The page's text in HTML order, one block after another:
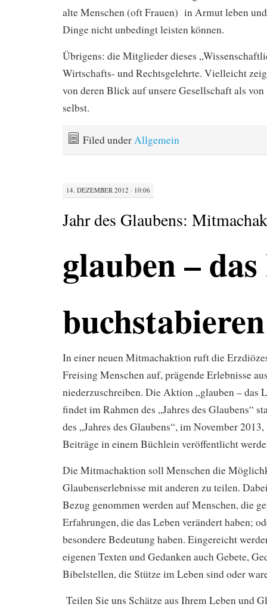
alte Menschen (oft Frauen) in Armut leben
Dinge nicht unbedingt leisten können.
Übrigens: die Mitglieder dieses
Wirtschafts- und Rechtsgelehrte. Vielleicht
von deren Blick auf unsere Gesellschaft als
selbst.
Filed underAllgemein
14. DEZEMBER 2012 · 10:06
Jahr des Glaubens:
glauben –
buchstabieren
In einer neuen Mitmachaktion ruft die
Freising Menschen auf, prägende Erlebnisse
niederzuschreiben. Die Aktion „glauben – das
findet im Rahmen des „Jahres des Glaubens“
des „Jahres des Glaubens“, im November
Beiträge in einem Büchlein veröffentlicht
Die Mitmachaktion soll Menschen die
Glaubenserlebnisse mit anderen zu teilen.
Bezug genommen werden auf Menschen, die
Erfahrungen, die das Leben verändert haben;
besondere Bedeutung haben. Eingereicht
eigenen Texten und Gedanken auch Gebete,
Bibelstellen, die Stütze im Leben sind oder
Teilen Sie uns Schätze aus Ihrem Leben und